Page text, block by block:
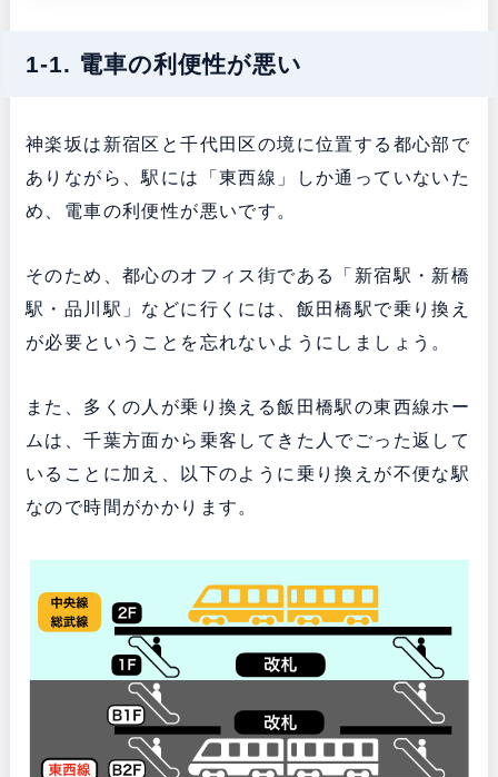
1-1. 電車の利便性が悪い
神楽坂は新宿区と千代田区の境に位置する都心部で
ありながら、駅には「東西線」しか通っていないた
め、電車の利便性が悪いです。
そのため、都心のオフィス街である「新宿駅・新橋
駅・品川駅」などに行くには、飯田橋駅で乗り換え
が必要ということを忘れないようにしましょう。
また、多くの人が乗り換える飯田橋駅の東西線ホー
ムは、千葉方面から乗客してきた人でごった返して
いることに加え、以下のように乗り換えが不便な駅
なので時間がかかります。